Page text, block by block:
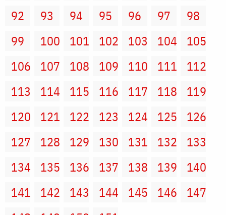
92
93 94 95 96 97
98
99
100 101 102 103 104
105
106
107 108 109 110 111
112
113
114 115 116 117 118
119
120
121 122 123 124 125
126
127
128 129 130 131 132
133
134
135 136 137 138 139
140
141
142 143 144 145 146
147